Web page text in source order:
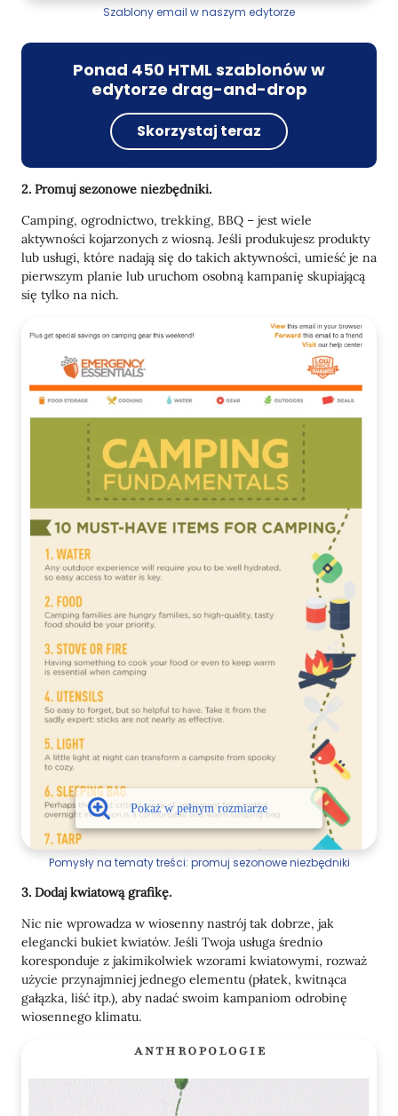
Szablony email w naszym edytorze
Ponad 450 HTML szablonów w
edytorze drag-and-drop
Skorzystaj teraz
2. Promuj sezonowe niezbędniki.
Camping, ogrodnictwo, trekking, BBQ – jest wiele
aktywności kojarzonych z wiosną. Jeśli produkujesz produkty
lub usługi, które nadają się do takich aktywności, umieść je na
pierwszym planie lub uruchom osobną kampanię skupiającą
się tylko na nich.
Pomysły na tematy treści: promuj sezonowe niezbędniki
3. Dodaj kwiatową grafikę.
Nic nie wprowadza w wiosenny nastrój tak dobrze, jak
elegancki bukiet kwiatów. Jeśli Twoja usługa średnio
koresponduje z jakimikolwiek wzorami kwiatowymi, rozważ
użycie przynajmniej jednego elementu (płatek, kwitnąca
gałązka, liść itp.), aby nadać swoim kampaniom odrobinę
wiosennego klimatu.